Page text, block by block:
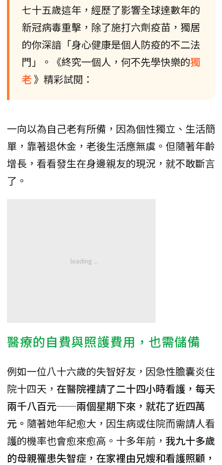
七十五歲這年，經歷了影響全球達數年的
新冠病毒重擊，除了施打六劑疫苗，獨居
的你深諳「身心健康是個人防疫的不二法
門」。《終究一個人，何不先學快樂的獨
老 》精彩試閱：
一向以為自己老有所備，因為個性獨立、生活簡
單，靠著退休金，老後生活應無虞。但隨著年齡
增長，看看發生在身邊親友的現況，就不敢斷言
了。
醫療的自費與照護費用，也需儲備
例如一位八十六歲的失智好友，因急性膽囊炎住
院十四天， 在醫院裡請了二十四小時看護，每天
兩千八百元──兩個星期下來，就花了近四萬
元。 隨著她年紀愈大，因生病或住院而需請人看
護的機率也會愈來愈高。十多年前， 我九十多歲
的母親罹患失智症，在家裡由兄嫂和看護照顧，